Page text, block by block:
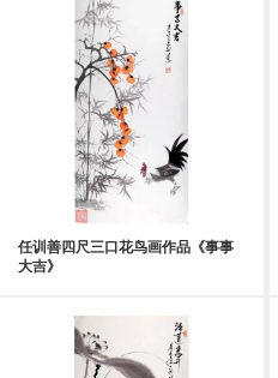
任训善四尺三口花鸟画作品《事事
大吉》